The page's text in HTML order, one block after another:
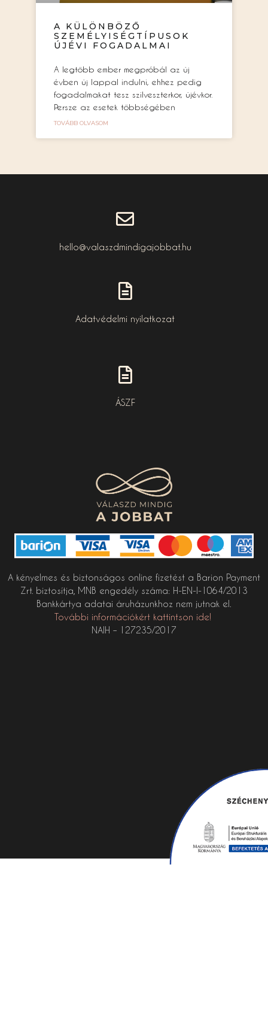
A KÜLÖNBÖZŐ
SZEMÉLYISÉGTÍPUSOK
ÚJÉVI FOGADALMAI
A legtöbb ember megpróbál az új
évben új lappal indulni, ehhez pedig
fogadalmakat tesz szilveszterkor, újévkor.
Persze az esetek többségében
TOVÁBB OLVASOM
hello@valaszdmindigajobbat.hu
Adatvédelmi nyilatkozat
ÁSZF
A kényelmes és biztonságos online fizetést a Barion Payment
Zrt. biztosítja, MNB engedély száma: H-EN-I-1064/2013
Bankkártya adatai áruházunkhoz nem jutnak el.
További információkért kattintson ide!
NAIH – 127235/2017